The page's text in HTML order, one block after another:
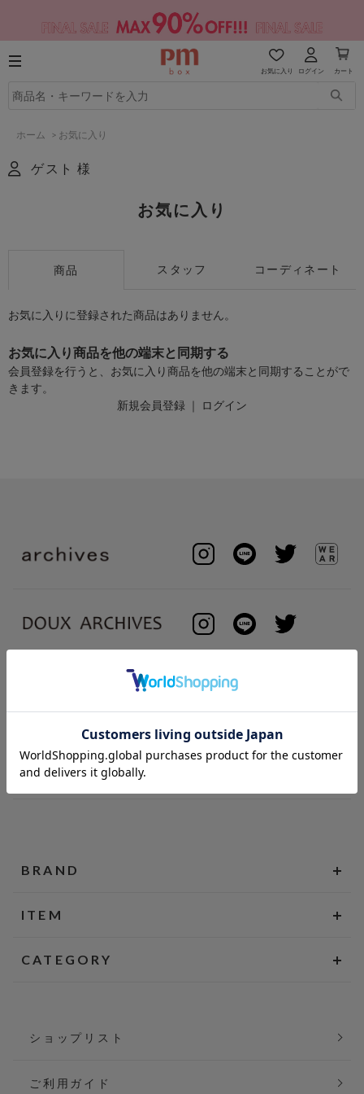
お気に入り ログイン カート
ホーム > お気に入り
ゲスト 様
お気に入り
商品 スタッフ コーディネート
お気に入りに登録された商品はありません。
お気に入り商品を他の端末と同期する
会員登録を行うと、お気に入り商品を他の端末と同期することがで
きます。
新規会員登録 ｜ ログイン
BRAND
ITEM
CATEGORY
ショップリスト
ご利用ガイド